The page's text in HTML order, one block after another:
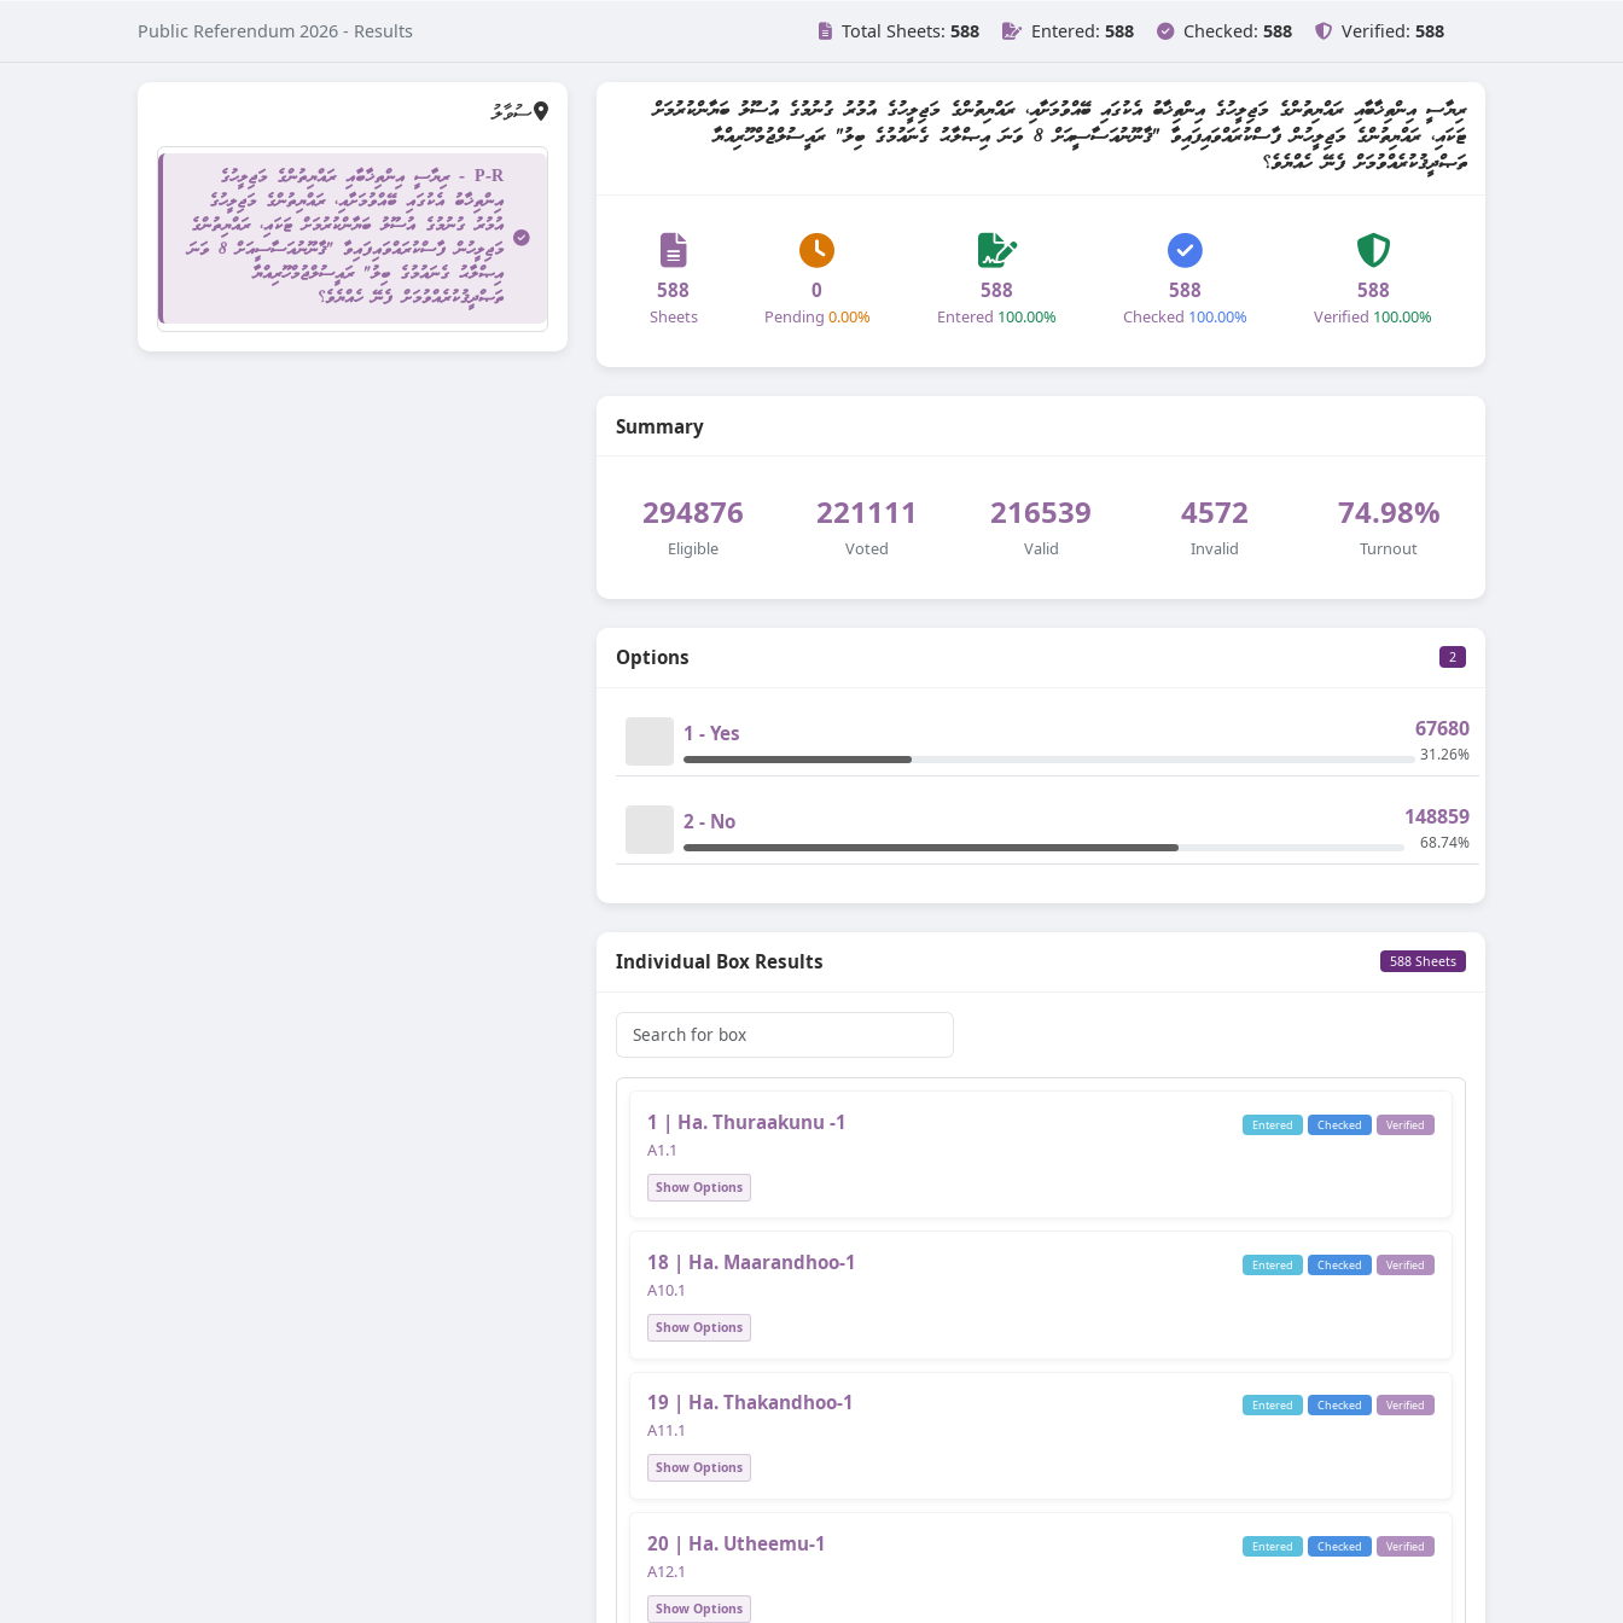
Public Referendum 2026 - Results Total Sheets: 588 Entered:588 Checked:588 Verified:588
ސުވާލު
P-R - ރިޔާސީ އިންތިޚާބާއި ރައްޔިތުންގެ މަޖިލީހުގެ
އިންތިޚާބު އެކުގައި ބޭއްވުމަށާއި، ރައްޔިތުންގެ މަޖިލީހުގެ
އުމުރު ގުނުމުގެ އުސޫލު ބަޔާންކުރުމަށް ޓަކައި، ރައްޔިތުންގެ
މަޖިލީހުން ފާސްކުރައްވައިފައިވާ "ޤާނޫނުއަސާސީއަށް 8 ވަނަ
އިޞްލާޙު ގެނައުމުގެ ބިލު" ރައީސުލްޖުމްހޫރިއްޔާ
ތަޞްދީޤުކުރެއްވުމަށް ފެނޭ ހެއްޔެވެ؟
ރިޔާސީ އިންތިޚާބާއި ރައްޔިތުންގެ މަޖިލީހުގެ އިންތިޚާބު އެކުގައި ބޭއްވުމަށާއި، ރައްޔިތުންގެ މަޖިލީހުގެ އުމުރު ގުނުމުގެ އުސޫލު ބަޔާންކުރުމަށް
ޓަކައި، ރައްޔިތުންގެ މަޖިލީހުން ފާސްކުރައްވައިފައިވާ "ޤާނޫނުއަސާސީއަށް 8 ވަނަ އިޞްލާޙު ގެނައުމުގެ ބިލު" ރައީސުލްޖުމްހޫރިއްޔާ
ތަޞްދީޤުކުރެއްވުމަށް ފެނޭ ހެއްޔެވެ؟
588
Sheets
0
Pending 0.00%
588
Entered 100.00%
588
Checked 100.00%
588
Verified 100.00%
Summary
294876
Eligible
221111
Voted
216539
Valid
4572
Invalid
74.98%
Turnout
Options 2
1 - Yes 67680
31.26%
2 - No 148859
68.74%
Individual Box Results 588 Sheets
1 | Ha. Thuraakunu -1 Entered Checked Verified
A1.1
Show Options
18 | Ha. Maarandhoo-1 Entered Checked Verified
A10.1
Show Options
19 | Ha. Thakandhoo-1 Entered Checked Verified
A11.1
Show Options
20 | Ha. Utheemu-1 Entered Checked Verified
A12.1
Show Options